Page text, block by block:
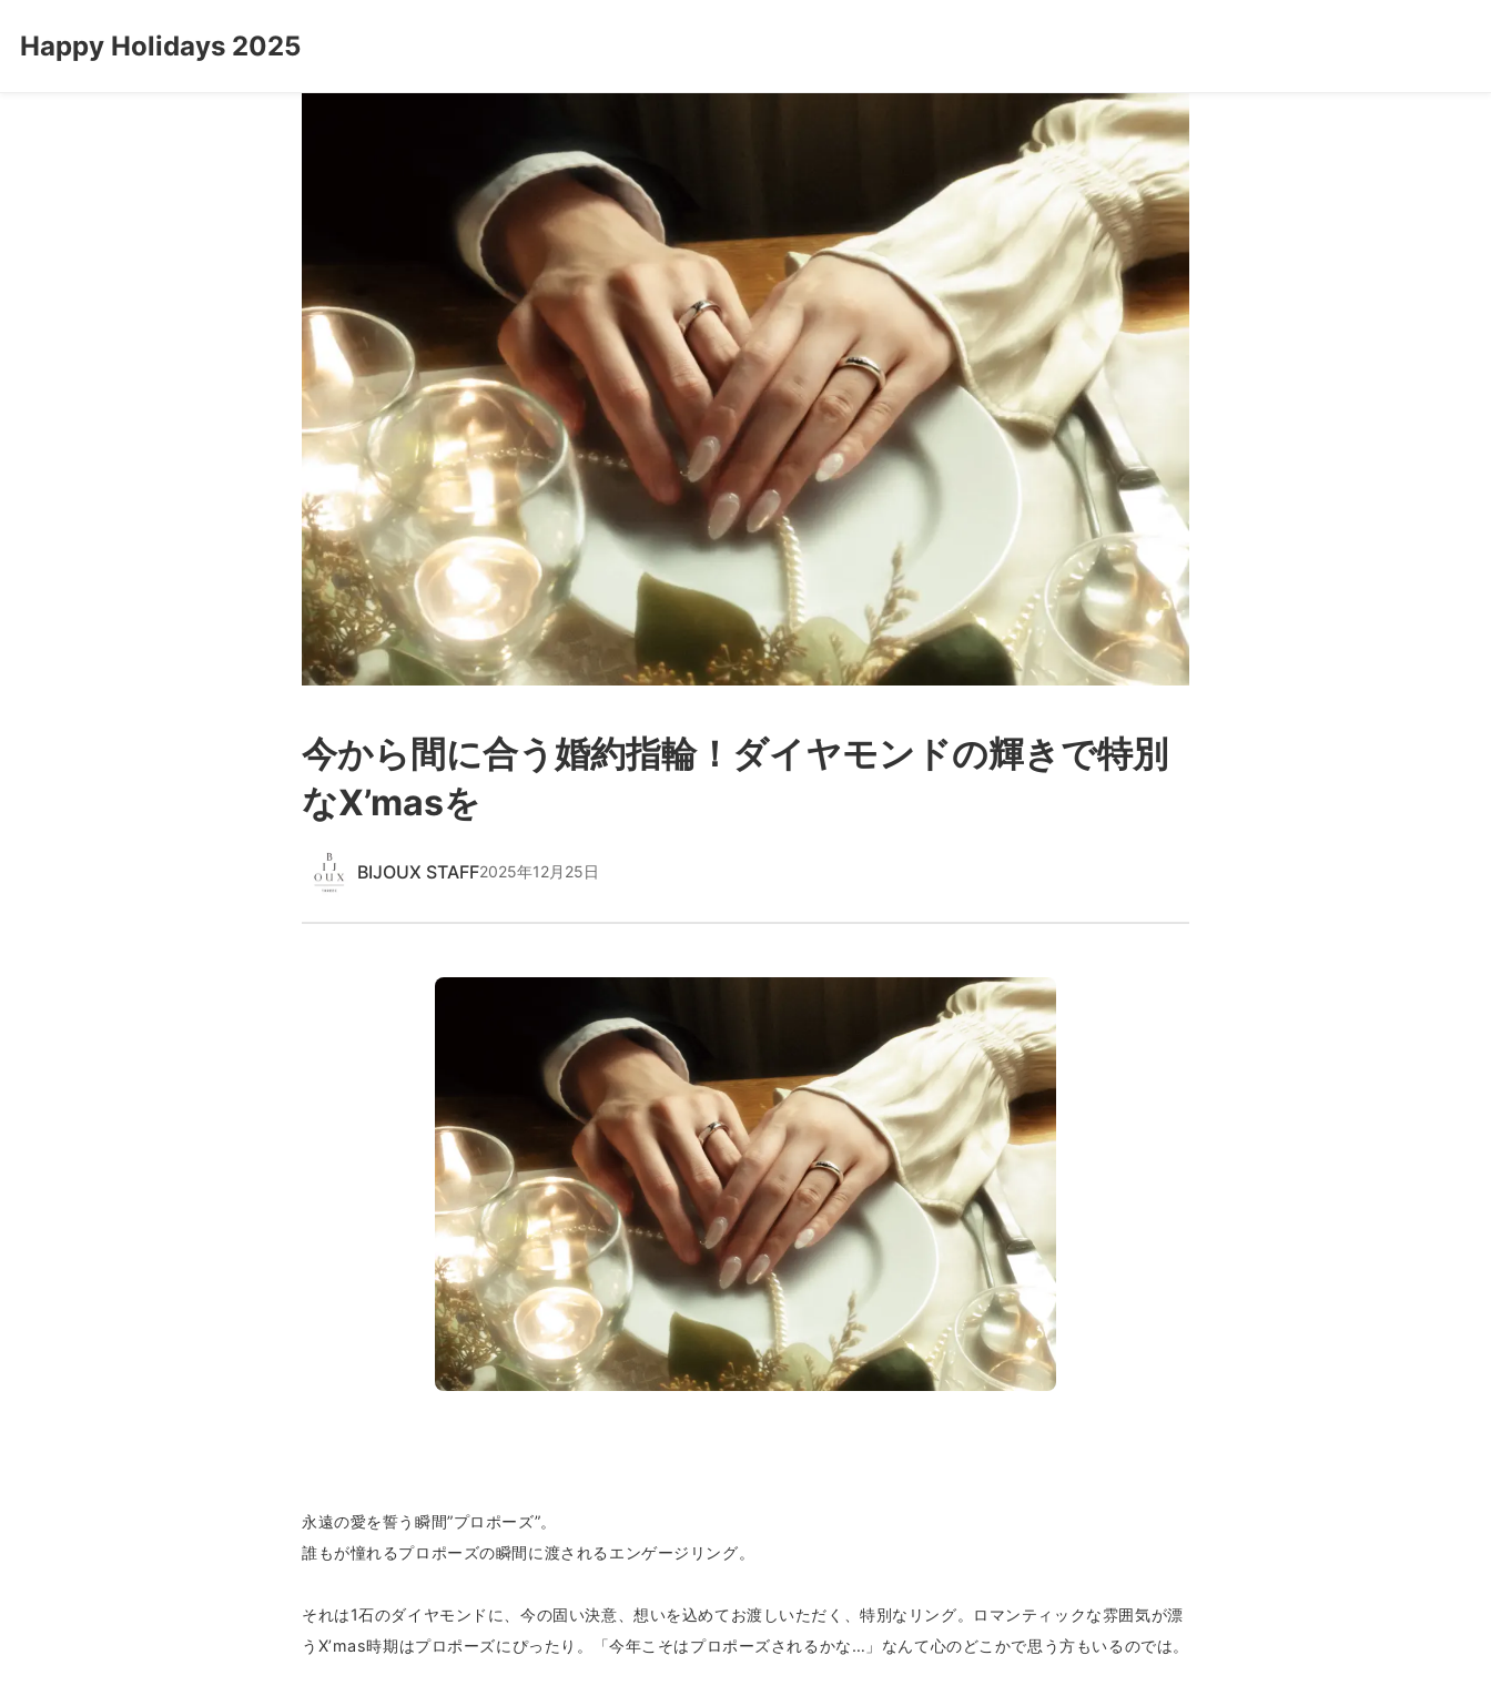
Happy Holidays 2025
今から間に合う婚約指輪！ダイヤモンドの輝きで特別
なX’masを
BIJOUX STAFF2025年12月25日
永遠の愛を誓う瞬間”プロポーズ”。
誰もが憧れるプロポーズの瞬間に渡されるエンゲージリング。
それは1石のダイヤモンドに、今の固い決意、想いを込めてお渡しいただく、特別なリング。ロマンティックな雰囲気が漂
うX’mas時期はプロポーズにぴったり。「今年こそはプロポーズされるかな…」なんて心のどこかで思う方もいるのでは。